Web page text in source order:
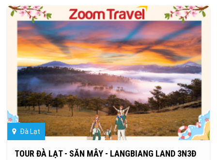
Đà Lạt
TOUR ĐÀ LẠT - SĂN MÂY - LANGBIANG LAND 3N3Đ